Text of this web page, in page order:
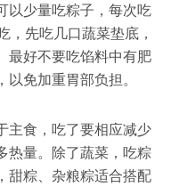
以少量吃粽子，每次吃
，先吃几口蔬菜垫底，
最好不要吃馅料中有肥
免加重胃部负担。
主食，吃了要相应减少
热量。除了蔬菜，吃粽
甜粽、杂粮粽适合搭配